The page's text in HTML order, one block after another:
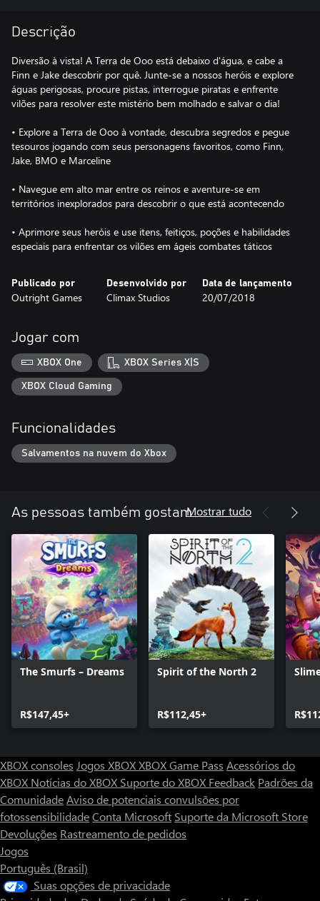
Descrição
Diversão à vista! A Terra de Ooo está debaixo d'água, e cabe a
Finn e Jake descobrir por quê. Junte-se a nossos heróis e explore
águas perigosas, procure pistas, interrogue piratas e enfrente
vilões para resolver este mistério bem molhado e salvar o dia!
• Explore a Terra de Ooo à vontade, descubra segredos e pegue
tesouros jogando com seus personagens favoritos, como Finn,
Jake, BMO e Marceline
• Navegue em alto mar entre os reinos e aventure-se em
territórios inexplorados para descobrir o que está acontecendo
• Aprimore seus heróis e use itens, feitiços, poções e habilidades
especiais para enfrentar os vilões em ágeis combates táticos
Publicado por
Outright Games
Desenvolvido por
Climax Studios
Data de lançamento
20/07/2018
Jogar com
XBOX One XBOX Series X|S
XBOX Cloud Gaming
Funcionalidades
Salvamentos na nuvem do Xbox
As pessoas também gostamMostrar tudo
The Smurfs – Dreams
R$147,45+
Spirit of the North 2
R$112,45+
XBOX consoles Jogos XBOXXBOX Game Pass Acessórios do
XBOX Notícias do XBOX Suporte do XBOX Feedback Padrões da
ComunidadeAviso de potenciais convulsões por
fotossensibilidadeConta Microsoft Suporte da Microsoft Store
Devoluções Rastreamento de pedidos
Jogos
Português (Brasil)
Suas opções de privacidade